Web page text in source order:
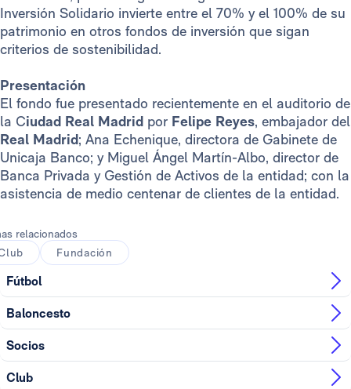
Inversión Solidario invierte entre el 70% y el 100% de su
patrimonio en otros fondos de inversión que sigan
criterios de sostenibilidad.
Presentación
El fondo fue presentado recientemente en el auditorio de
la Ciudad Real Madrid por Felipe Reyes, embajador del
Real Madrid; Ana Echenique, directora de Gabinete de
Unicaja Banco; y Miguel Ángel Martín-Albo, director de
Banca Privada y Gestión de Activos de la entidad; con la
asistencia de medio centenar de clientes de la entidad.
relacionados
Fundación
Fútbol
Baloncesto
Socios
Club